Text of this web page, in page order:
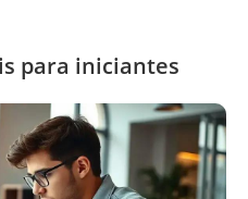
para iniciantes